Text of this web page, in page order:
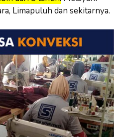
Limapuluh dan sekitarnya.